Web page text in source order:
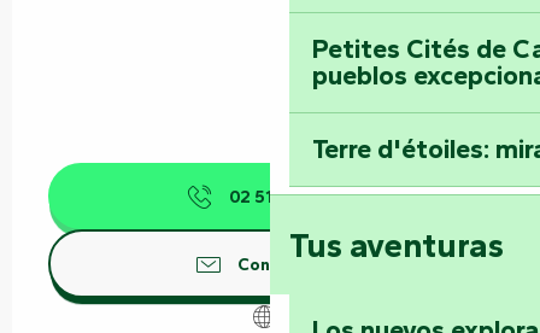
Petites Cités de
pueblos
Terre d'étoiles:
Tus aventuras
02 51 37 87▒▒
Contáctenos